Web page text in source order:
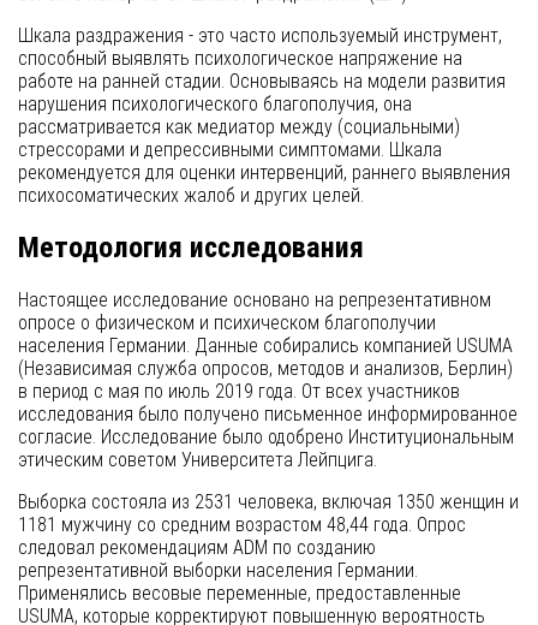
Шкала раздражения - это часто используемый инструмент,
способный выявлять психологическое напряжение на
работе на ранней стадии. Основываясь на модели развития
нарушения психологического благополучия, она
рассматривается как медиатор между (социальными)
стрессорами и депрессивными симптомами. Шкала
рекомендуется для оценки интервенций, раннего выявления
психосоматических жалоб и других целей.
Методология исследования
Настоящее исследование основано на репрезентативном
опросе о физическом и психическом благополучии
населения Германии. Данные собирались компанией USUMA
(Независимая служба опросов, методов и анализов, Берлин)
в период с мая по июль 2019 года. От всех участников
исследования было получено письменное информированное
согласие. Исследование было одобрено Институциональным
этическим советом Университета Лейпцига.
Выборка состояла из 2531 человека, включая 1350 женщин и
1181 мужчину со средним возрастом 48,44 года. Опрос
следовал рекомендациям ADM по созданию
репрезентативной выборки населения Германии.
Применялись весовые переменные, предоставленные
USUMA, которые корректируют повышенную вероятность